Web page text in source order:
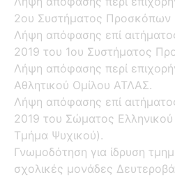
2ου Συστήματος Προσκόπων
Λήψη απόφασης επί
2019 του 1ου Συστήματος
Λήψη απόφασης περί
Αθλητικού Ομίλου ΑΤΛΑΣ.
Λήψη απόφασης επί
2019 του Σώματος
Τμήμα Ψυχικού).
Γνωμοδότηση για ίδρυση
σχολικές μονάδες